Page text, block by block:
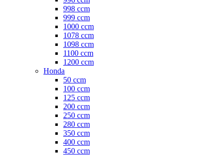
998 ccm
999 ccm
1000 ccm
1078 ccm
1098 ccm
1100 ccm
1200 ccm
Honda
50 ccm
100 ccm
125 ccm
200 ccm
250 ccm
280 ccm
350 ccm
400 ccm
450 ccm